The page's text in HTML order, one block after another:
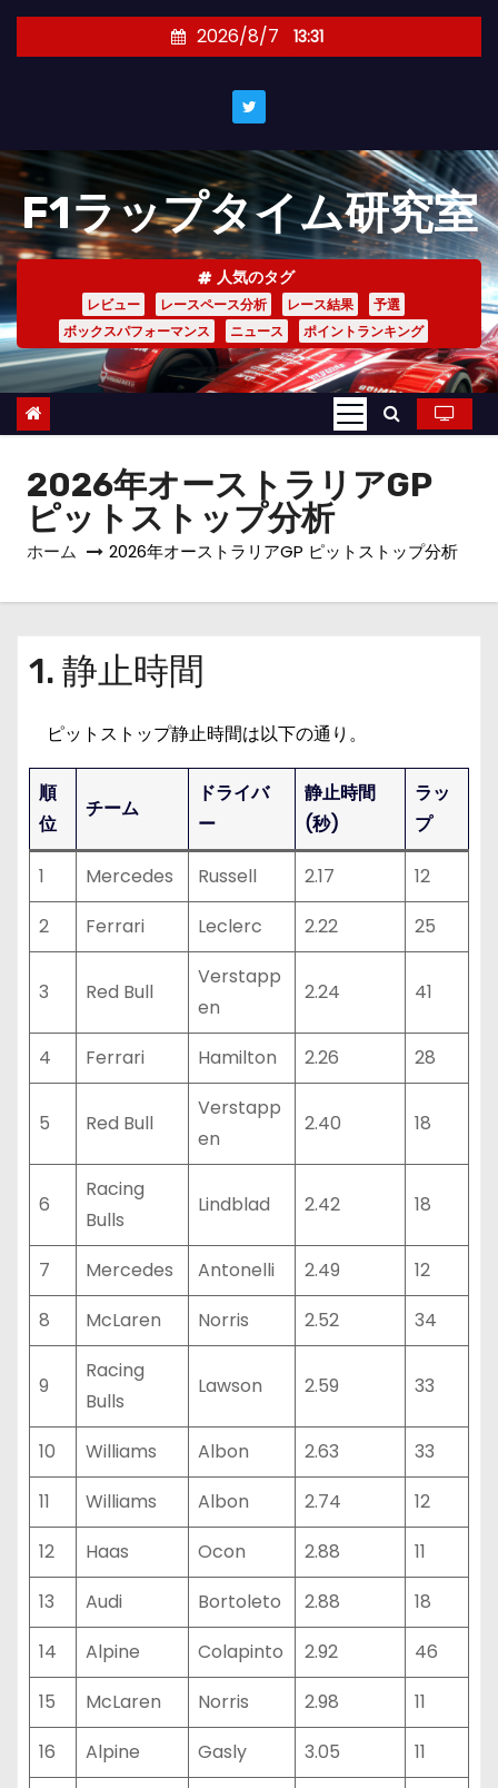
キ
ッ
プ
2026/8/7 13:31
F1ラップタイム研究室
人気のタグ
レビュー レースペース分析 レース結果
予選
ボックスパフォーマンス
ニュース ポイントランキング
2026年オーストラリアGP
ピットストップ分析
ホーム 2026年オーストラリアGP ピットストップ分析
1. 静止時間
ピットストップ静止時間は以下の通り。
順
位
チーム
ドライバ
ー
静止時間
(秒)
ラッ
プ
1 Mercedes Russell 2.17
12
2
Ferrari Leclerc 2.22 25
3 Red Bull
Verstapp
en
2.24 41
4 Ferrari Hamilton 2.26 28
5 Red Bull
Verstapp
en
2.40 18
6
Racing
Bulls
Lindblad 2.42 18
7 Mercedes Antonelli 2.49
12
8
McLaren Norris 2.52 34
9
Racing
Bulls
Lawson 2.59 33
10 Williams Albon 2.63
33
11
Williams Albon 2.74
12
12
Haas Ocon 2.88
11
13
Audi Bortoleto 2.88
18
14
Alpine Colapinto 2.92
46
15
McLaren Norris 2.98
11
16
Alpine Gasly 3.05
11